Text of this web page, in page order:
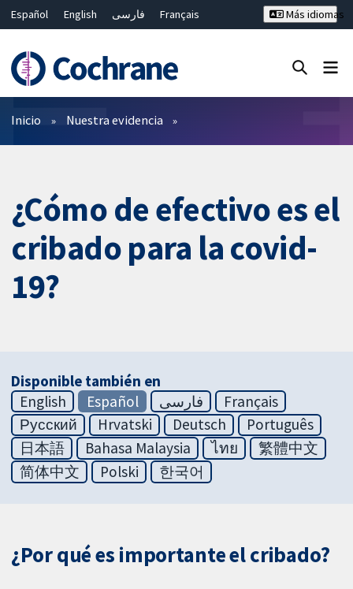
Español English فارسی
Français
Bahasa Malaysia
ไทย 繁體中文
Más idiomas
Filtros
Inicio Nuestra evidencia
¿Cómo de efectivo es el
cribado para la covid-
19?
Disponible también en
English
Español فارسی
Français
Русский
Hrvatski Deutsch
Português
日本語
Bahasa Malaysia ไทย
繁體中文
简体中文
Polski 한국어
¿Por qué es importante el cribado?